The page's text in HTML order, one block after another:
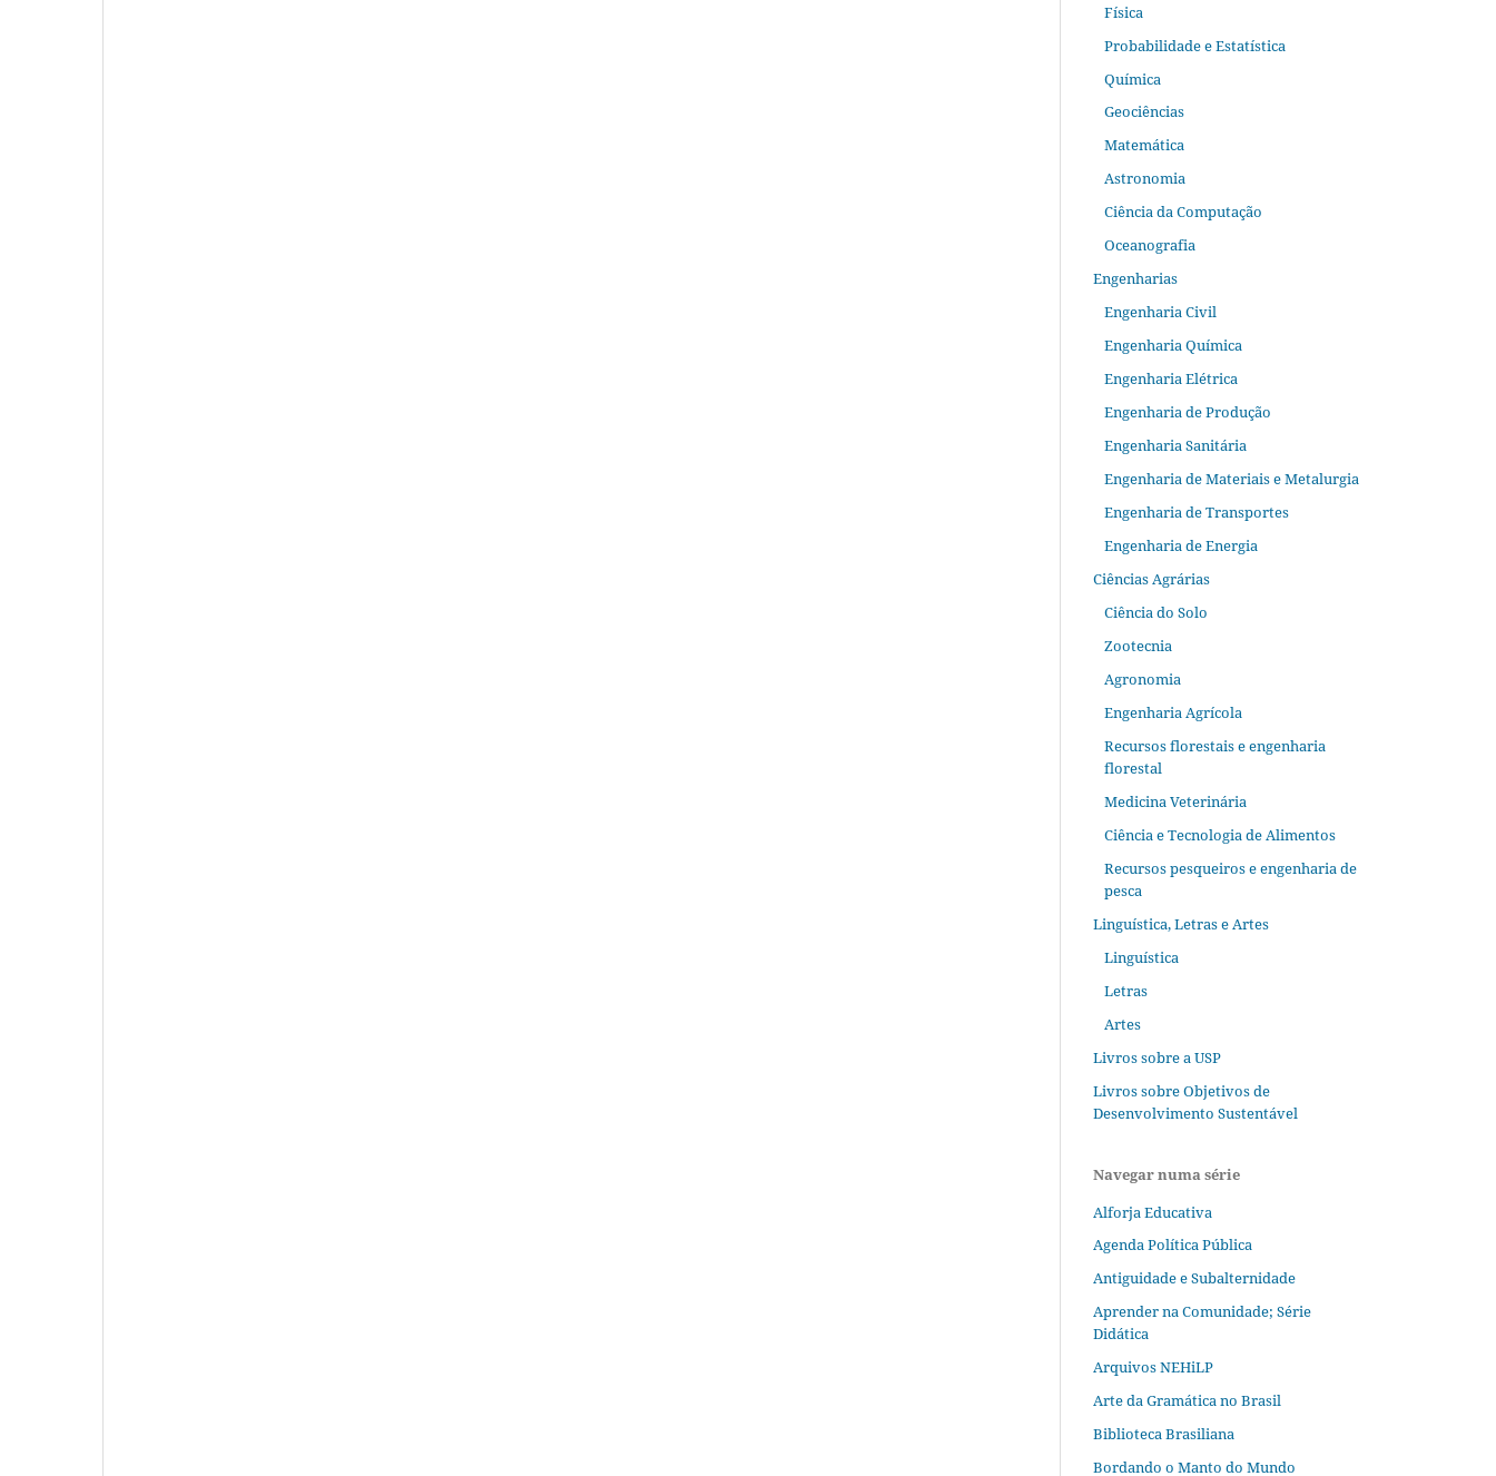
Física
Probabilidade e Estatística
Química
Geociências
Matemática
Astronomia
Ciência da Computação
Oceanografia
Engenharias
Engenharia Civil
Engenharia Química
Engenharia Elétrica
Engenharia de Produção
Engenharia Sanitária
Engenharia de Materiais e Metalurgia
Engenharia de Transportes
Engenharia de Energia
Ciências Agrárias
Ciência do Solo
Zootecnia
Agronomia
Engenharia Agrícola
Recursos florestais e engenharia
florestal
Medicina Veterinária
Ciência e Tecnologia de Alimentos
Recursos pesqueiros e engenharia de
pesca
Linguística, Letras e Artes
Linguística
Letras
Artes
Livros sobre a USP
Livros sobre Objetivos de
Desenvolvimento Sustentável
Navegar numa série
Alforja Educativa
Agenda Política Pública
Antiguidade e Subalternidade
Aprender na Comunidade; Série
Didática
Arquivos NEHiLP
Arte da Gramática no Brasil
Biblioteca Brasiliana
Bordando o Manto do Mundo